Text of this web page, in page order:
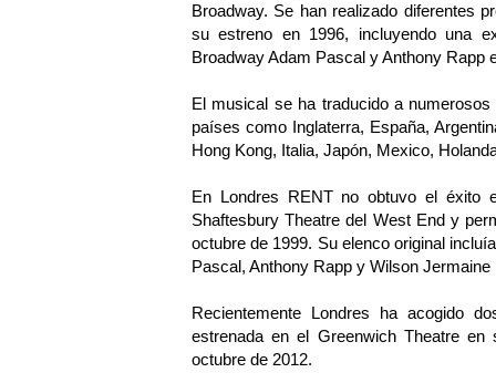
Broadway. Se han realizado diferentes
su estreno en 1996, incluyendo una
Broadway Adam Pascal y Anthony Rapp
El musical se ha traducido a
países como Inglaterra, España,
Hong Kong, Italia, Japón, Mexico,
En Londres RENT no obtuvo el éxito
Shaftesbury Theatre del West End y
octubre de 1999. Su elenco original
Pascal, Anthony Rapp y Wilson Jermaine
Recientemente Londres ha acogido
estrenada en el Greenwich Theatre
octubre de 2012.